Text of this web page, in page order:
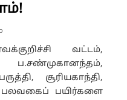
வட்டம்,
ப.சண்முகானந்தம்,
சூரியகாந்தி,
பயிர்களை